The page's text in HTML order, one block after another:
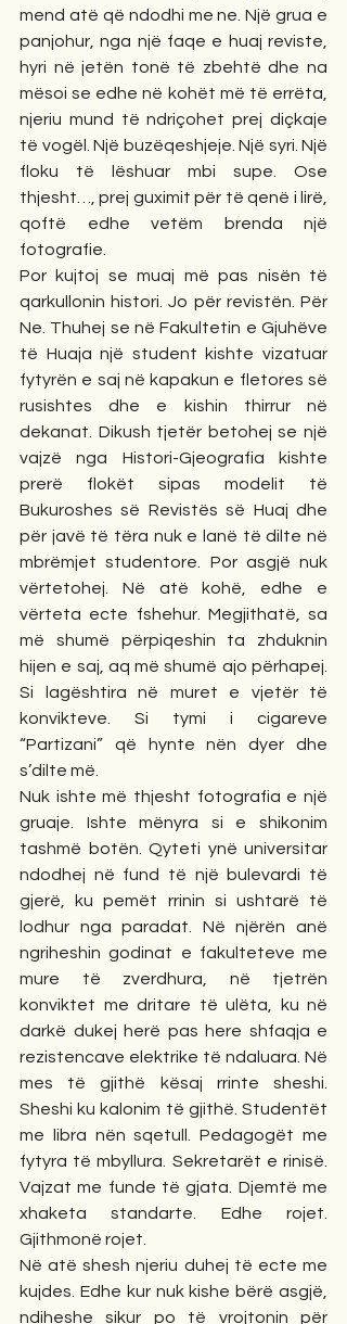
mend atë që ndodhi me ne. Një grua e
panjohur, nga një faqe e huaj reviste,
hyri në jetën tonë të zbehtë dhe na
mësoi se edhe në kohët më të errëta,
njeriu mund të ndriçohet prej diçkaje
të vogël. Një buzëqeshjeje. Një syri. Një
floku të lëshuar mbi supe. Ose
thjesht…, prej guximit për të qenë i lirë,
qoftë edhe vetëm brenda një
fotografie.
Por kujtoj se muaj më pas nisën të
qarkullonin histori. Jo për revistën. Për
Ne. Thuhej se në Fakultetin e Gjuhëve
të Huaja një student kishte vizatuar
fytyrën e saj në kapakun e fletores së
rusishtes dhe e kishin thirrur në
dekanat. Dikush tjetër betohej se një
vajzë nga Histori-Gjeografia kishte
prerë flokët sipas modelit të
Bukuroshes së Revistës së Huaj dhe
për javë të tëra nuk e lanë të dilte në
mbrëmjet studentore. Por asgjë nuk
vërtetohej. Në atë kohë, edhe e
vërteta ecte fshehur. Megjithatë, sa
më shumë përpiqeshin ta zhduknin
hijen e saj, aq më shumë ajo përhapej.
Si lagështira në muret e vjetër të
konvikteve. Si tymi i cigareve
“Partizani” që hynte nën dyer dhe
s’dilte më.
Nuk ishte më thjesht fotografia e një
gruaje. Ishte mënyra si e shikonim
tashmë botën. Qyteti ynë universitar
ndodhej në fund të një bulevardi të
gjerë, ku pemët rrinin si ushtarë të
lodhur nga paradat. Në njërën anë
ngriheshin godinat e fakulteteve me
mure të zverdhura, në tjetrën
konviktet me dritare të ulëta, ku në
darkë dukej herë pas here shfaqja e
rezistencave elektrike të ndaluara. Në
mes të gjithë kësaj rrinte sheshi.
Sheshi ku kalonim të gjithë. Studentët
me libra nën sqetull. Pedagogët me
fytyra të mbyllura. Sekretarët e rinisë.
Vajzat me funde të gjata. Djemtë me
xhaketa standarte. Edhe rojet.
Gjithmonë rojet.
Në atë shesh njeriu duhej të ecte me
kujdes. Edhe kur nuk kishe bërë asgjë,
ndiheshe sikur po të vrojtonin për